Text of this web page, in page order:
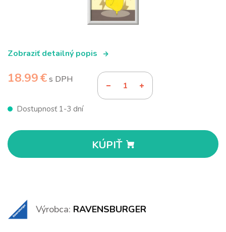
Zobraziť detailný popis
18.99 €s DPH
Dostupnosť 1-3 dní
KÚPIŤ
Výrobca: RAVENSBURGER